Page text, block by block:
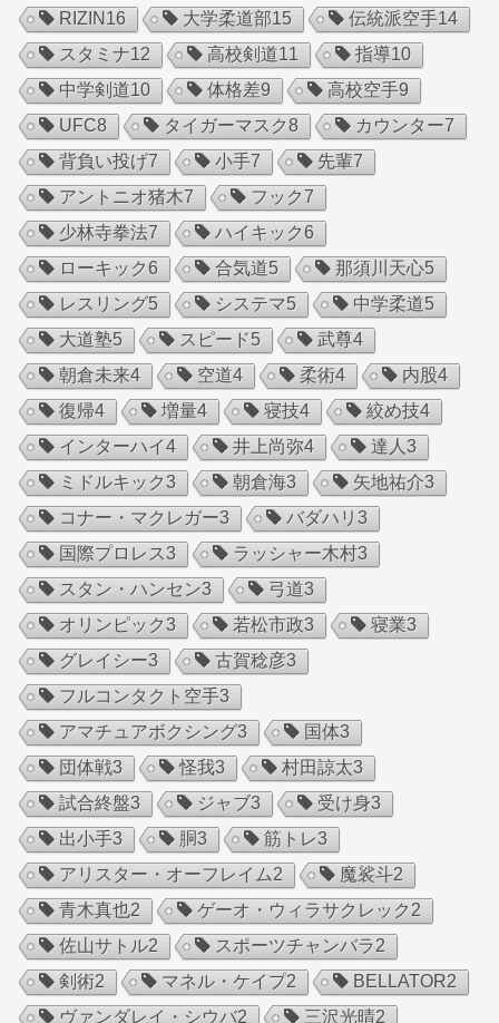
RIZIN 16 大学柔道部15 伝統派空手14
スタミナ12 高校剣道11 指導10
中学剣道10 体格差9 高校空手9
UFC8 タイガーマスク8 カウンター7
背負い投げ7 小手7 先輩7
アントニオ猪木7 フック7
少林寺拳法7 ハイキック6
ローキック6 合気道5 那須川天心5
レスリング5 システマ5 中学柔道5
大道塾5 スピード5 武尊4
朝倉未来4 空道4 柔術4 内股4
復帰4 増量4 寝技4 絞め技4
インターハイ4 井上尚弥4 達人 3
ミドルキック3 朝倉海3 矢地祐介3
コナー・マクレガー3 バダハリ 3
国際プロレス3 ラッシャー木村3
スタン・ハンセン3 弓道3
オリンピック3 若松市政3 寝業3
グレイシー3 古賀稔彦3
フルコンタクト空手3
アマチュアボクシング3 国体3
団体戦3 怪我3 村田諒太3
試合終盤3 ジャブ3 受け身3
出小手3 胴3 筋トレ3
アリスター・オーフレイム2 魔裟斗2
青木真也2 ゲーオ・ウィラサクレック2
佐山サトル2 スポーツチャンバラ2
剣術2 マネル・ケイプ2 BELLATOR2
ヴァンダレイ・シウバ2 三沢光晴2